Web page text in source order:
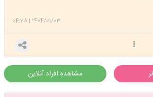
1404/01/03
|
04:28
مشاهده افراد آنلاین